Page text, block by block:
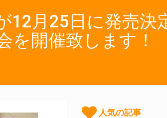
12月25日に発売決
を開催致します！
人気の記事